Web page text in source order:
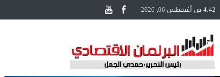
4:42 ص أغسطس 06, 2026